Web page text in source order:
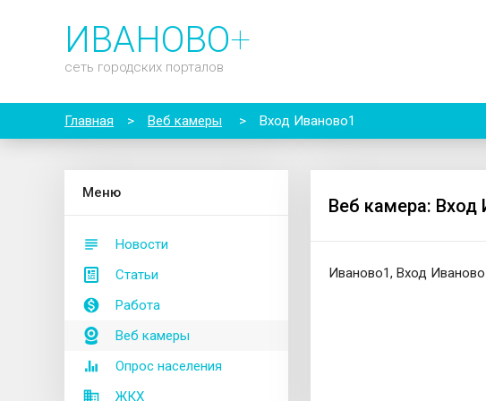
ИВАНОВО+
сеть городских порталов
Главная > Веб камеры > Вход Иваново1
Меню
Новости
Статьи
Работа
Веб камеры
Опрос населения
ЖКХ
Веб камера: Вход
Иваново1, Вход Иваново